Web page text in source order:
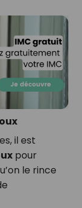
il est
pour
le rince